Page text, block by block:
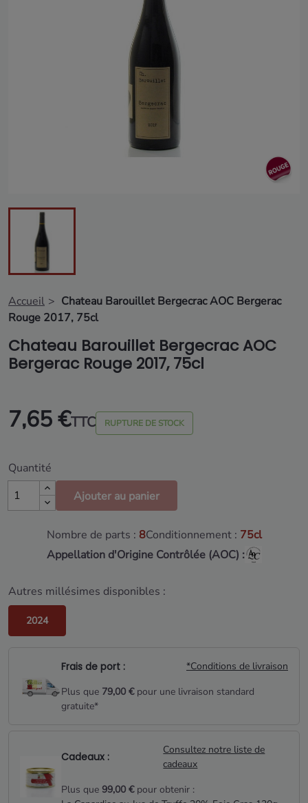
Accueil
Chateau Barouillet Bergecrac AOC Bergerac
Rouge 2017, 75cl
Chateau Barouillet Bergecrac AOC
Bergerac Rouge 2017, 75cl
7,65 €TTC RUPTURE DE STOCK
Quantité
Ajouter au panier
Nombre de parts : 8Conditionnement : 75cl
Appellation d'Origine Contrôlée (AOC) :
Autres millésimes disponibles :
2024
Frais de port :
*Conditions de livraison
Plus que 79,00 €pour une livraison standard
gratuite*
Cadeaux :
Consultez notre liste de
cadeaux
Plus que 99,00 €pour obtenir :